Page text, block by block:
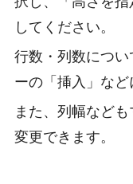
してください。
行数・列数につい
ーの「挿入」など
また、列幅など
変更できます。